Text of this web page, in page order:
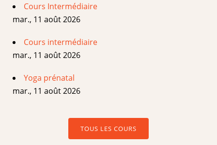
Cours Intermédiaire
mar., 11 août 2026
Cours intermédiaire
mar., 11 août 2026
Yoga prénatal
mar., 11 août 2026
TOUS LES COURS